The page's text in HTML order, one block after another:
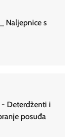
Naljepnice s
- Deterdženti i
posuđa